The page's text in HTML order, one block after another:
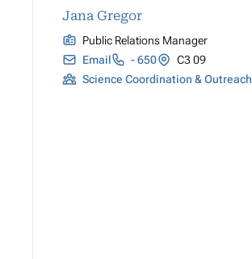
Jana Gregor
Public Relations Manager
Email
- 650
C3 09
Science Coordination & Outreach